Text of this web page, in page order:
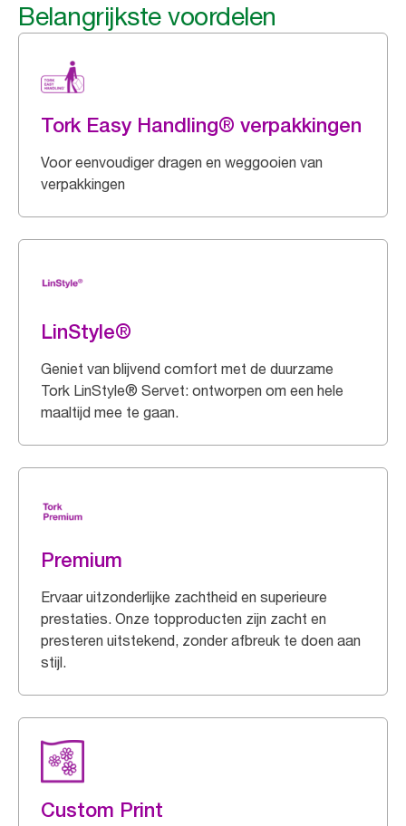
Belangrijkste voordelen
Tork Easy Handling® verpakkingen
Voor eenvoudiger dragen en weggooien van
verpakkingen
LinStyle®
Geniet van blijvend comfort met de duurzame
Tork LinStyle® Servet: ontworpen om een hele
maaltijd mee te gaan.
Premium
Ervaar uitzonderlijke zachtheid en superieure
prestaties. Onze topproducten zijn zacht en
presteren uitstekend, zonder afbreuk te doen aan
stijl.
Custom Print